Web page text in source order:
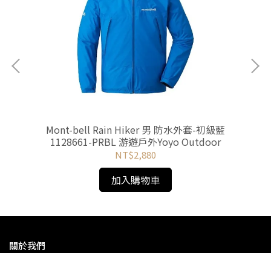
Mont-bell Rain Hiker 男 防水外套-初級藍
1128661-PRBL 游遊戶外Yoyo Outdoor
NT$2,880
加入購物車
關於我們